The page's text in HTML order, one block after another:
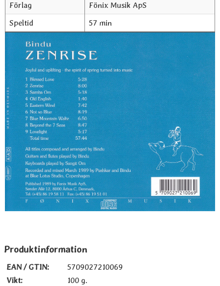
Förlag
Fönix Musik ApS
Speltid
57 min
Produktinformation
EAN / GTIN:
5709027210069
Vikt:
100 g.